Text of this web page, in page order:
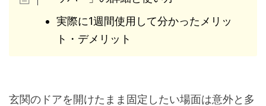
実際に1週間使用して分かったメリッ
ト・デメリット
玄関のドアを開けたまま固定したい場面は意外と多